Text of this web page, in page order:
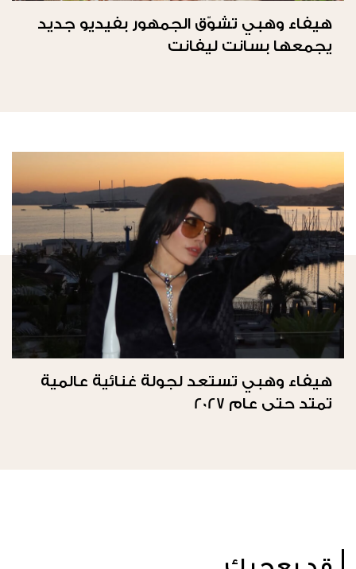
هيفاء وهبي تشوّق الجمهور بفيديو جديد
يجمعها بسانت ليفانت
هيفاء وهبي تستعد لجولة غنائية عالمية
تمتد حتى عام 2027